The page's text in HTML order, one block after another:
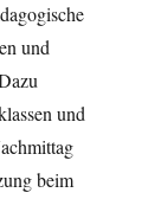
und
und
beim